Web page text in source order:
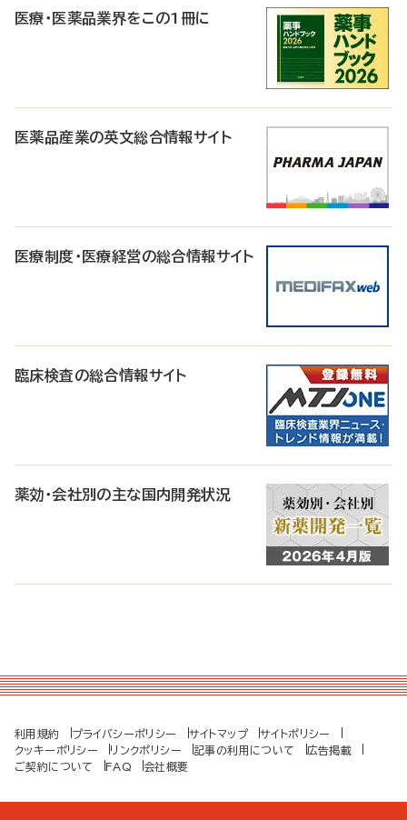
医療・医薬品業界をこの1冊に
医薬品産業の英文総合情報サイト
医療制度・医療経営の総合情報サイト
臨床検査の総合情報サイト
薬効・会社別の主な国内開発状況
利用規約 プライバシーポリシー サイトマップ
サイトポリシー
クッキーポリシー
リンクポリシー 記事の利用について
広告掲載
ご契約について
FAQ 会社概要